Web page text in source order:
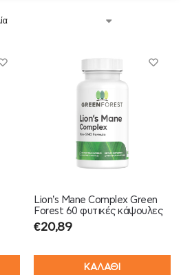
Lion’s Mane Complex Green
Forest 60 φυτικές κάψουλες
€20,89
ΚΑΛΑΘΙ